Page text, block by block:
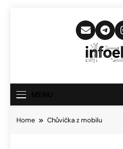
Home Chůvička z mobilu